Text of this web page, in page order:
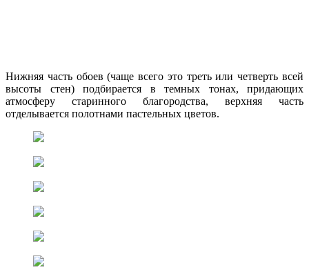
Нижняя часть обоев (чаще всего это треть или четверть всей
высоты стен) подбирается в темных тонах, придающих
атмосферу старинного благородства, верхняя часть
отделывается полотнами пастельных цветов.